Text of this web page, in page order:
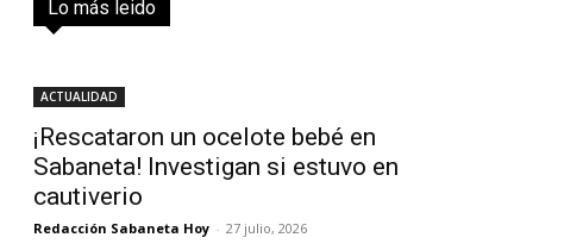
Lo más leidoTodo
ACTUALIDAD
¡Rescataron un ocelote bebé en
Sabaneta! Investigan si estuvo en
cautiverio
Redacción Sabaneta Hoy - 27 julio, 2026